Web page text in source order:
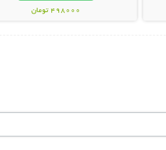
498000 تومان